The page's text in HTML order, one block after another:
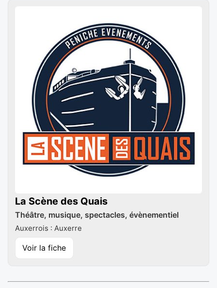
La Scène des Quais
Théâtre, musique, spectacles, évènementiel
Auxerrois : Auxerre
Voir la fiche